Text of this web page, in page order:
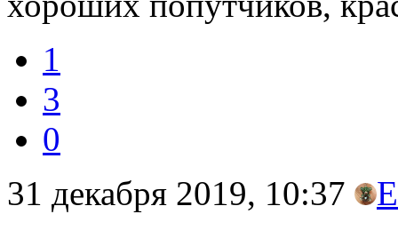
1
3
0
31 декабря 2019, 10:37